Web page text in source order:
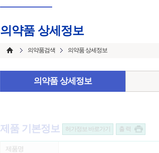
의약품 상세정보
의약품검색 의약품 상세정보
의약품 상세정보
제품 기본정보 허가정보 바로가기 출 력
제품명